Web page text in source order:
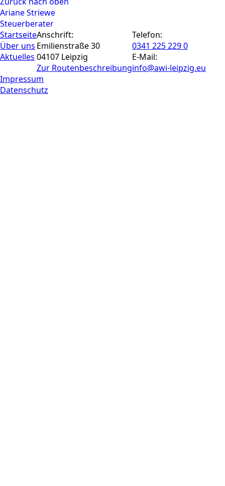
Ariane Striewe
Steuerberater
Startseite
Über uns
Aktuelles
Anschrift:
Emilienstraße 30
04107 Leipzig
Zur Routen­beschreibung
Telefon:
0341 225 229 0
E-Mail:
info@awi-leipzig.eu
Impressum
Datenschutz